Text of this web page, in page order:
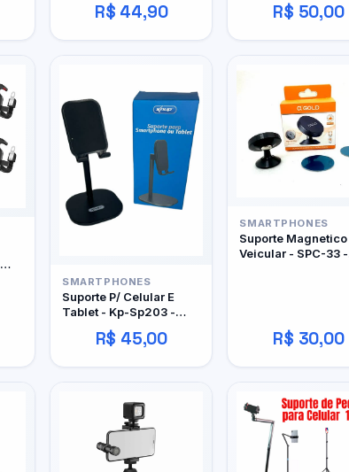
R$ 44,90 R$ 50,00
SMARTPHONES
Suporte P/ Celular E
Tablet - Kp-Sp203 -
R$ 45,00
SMARTPHONES
Suporte Magnetico
Veicular - SPC-33 -
R$ 30,00